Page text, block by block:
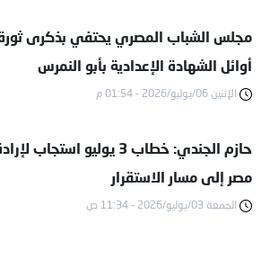
أوائل الشهادة الإعدادية بأبو النمرس
الإثنين 06/يوليو/2026 - 01:54 م
حازم الجندي: خطاب 3 يوليو
مصر إلى مسار الاستقرار
الجمعة 03/يوليو/2026 - 11:34 ص